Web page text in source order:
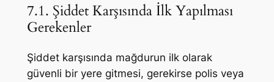
7.1. Şiddet Karşısında İlk Yapılması
Gerekenler
Şiddet karşısında mağdurun ilk olarak
güvenli bir yere gitmesi, gerekirse polis veya